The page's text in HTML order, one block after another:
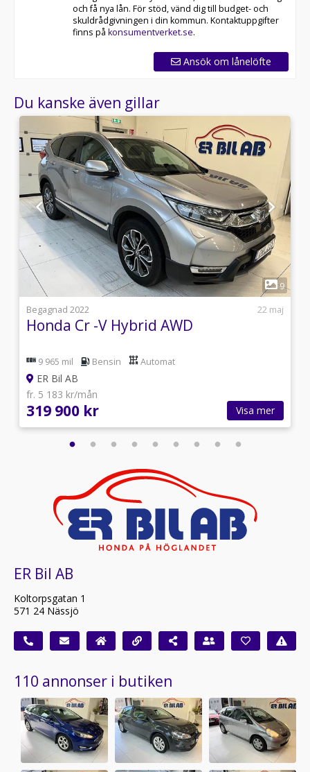
och få nya lån. För stöd, vänd dig till budget- och
skuldrådgivningen i din kommun. Kontaktuppgifter
finns på konsumentverket.se.
Ansök om lånelöfte
Du kanske även gillar
1
9
Begagnad 2022
22 maj
Honda Cr -V Hybrid AWD
9 965 mil Bensin Automat
ER Bil AB
fr. 5 183 kr/mån
319 900 kr Visa mer
ER Bil AB
Koltorpsgatan 1
571 24 Nässjö
110 annonser i butiken